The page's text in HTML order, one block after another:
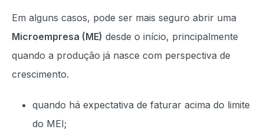
Em alguns casos, pode ser mais seguro abrir uma
Microempresa (ME) desde o início, principalmente
quando a produção já nasce com perspectiva de
crescimento.
quando há expectativa de faturar acima do limite
do MEI;